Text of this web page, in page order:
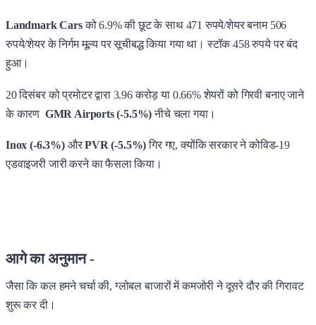
Landmark Carsको 6.9% की छूट के साथ 471 रुपये/शेयर बनाम 506
रुपये/शेयर के निर्गम मूल्य पर सूचीबद्ध किया गया था। स्टॉक 458 रुपये पर बंद
हुआ।
20 दिसंबर को प्रमोटर द्वारा 3.96 करोड़ या 0.66% शेयरों को गिरवी बनाए जाने
के कारण GMR Airports (-5.5%)नीचे चला गया।
Inox (-6.3%) औरPVR (-5.5%)गिर गए, क्योंकि सरकार ने कोविड-19
एडवाइजरी जारी करने का फैसला किया।
आगे का अनुमान -
जैसा कि कल हमने चर्चा की, ग्लोबल बाजारों में कमजोरी ने दूसरे दौर की गिरावट
शुरू कर दी।